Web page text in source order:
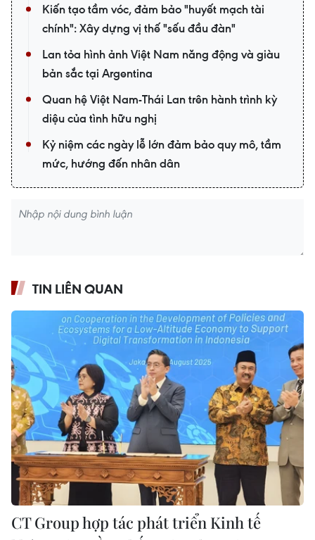
Kiến tạo tầm vóc, đảm bảo "huyết mạch tài
chính": Xây dựng vị thế "sếu đầu đàn"
Lan tỏa hình ảnh Việt Nam năng động và giàu
bản sắc tại Argentina
Quan hệ Việt Nam-Thái Lan trên hành trình kỳ
diệu của tình hữu nghị
Kỷ niệm các ngày lễ lớn đảm bảo quy mô, tầm
mức, hướng đến nhân dân
TIN LIÊN QUAN
CT Group hợp tác phát triển Kinh tế